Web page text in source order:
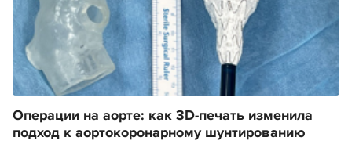
Операции на аорте: как 3D-печать изменила
подход к аортокоронарному шунтированию